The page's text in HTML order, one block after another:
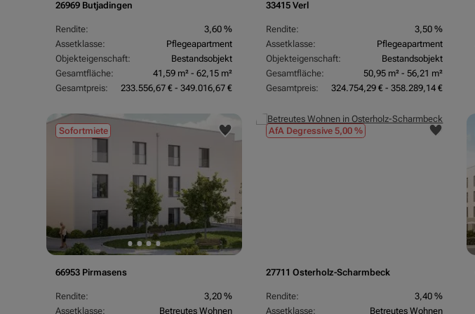
26969 Butjadingen
Rendite:
3,60 %
Assetklasse:
Pflegeapartment
Objekteigenschaft:
Bestandsobjekt
Gesamtfläche:
41,59 m² - 62,15 m²
Gesamtpreis:
233.556,67 € - 349.016,67 €
33415 Verl
Rendite:
3,50 %
Assetklasse:
Pflegeapartment
Objekteigenschaft:
Bestandsobjekt
Gesamtfläche:
50,95 m² - 56,21 m²
Gesamtpreis:
324.754,29 € - 358.289,14 €
Sofortmiete
66953 Pirmasens
Rendite:
3,20 %
Assetklasse:
Betreutes Wohnen
AfA Degressive 5,00 %
27711 Osterholz-Scharmbeck
Rendite:
3,40 %
Assetklasse:
Betreutes Wohnen